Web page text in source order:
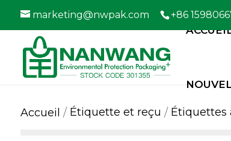
marketing@nwpak.com +86
Accueil Étiquette et reçu Étiquettes